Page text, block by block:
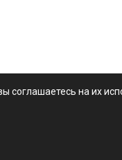
соглашаетесь на их
и обмена